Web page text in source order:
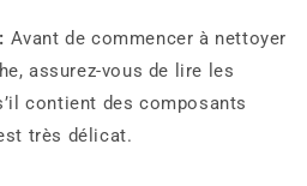
Avant de commencer à nettoyer
assurez-vous de lire les
contient des composants
très délicat.